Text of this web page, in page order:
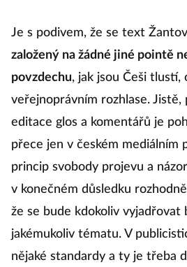
Je s podivem, že se text
založený na žádné jiné pointě
povzdechu, jak jsou Češi tlustí,
veřejnoprávním rozhlase. Jistě,
editace glos a komentářů je
přece jen v českém mediálním
princip svobody projevu a
v konečném důsledku
že se bude kdokoliv vyjadřovat
jakémukoliv tématu. V
nějaké standardy a ty je třeba